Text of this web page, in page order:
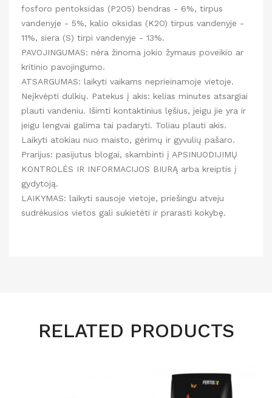
fosforo pentoksidas (P2O5) bendras - 6%, tirpus
vandenyje - 5%, kalio oksidas (K2O) tirpus vandenyje -
11%, siera (S) tirpi vandenyje - 13%.
PAVOJINGUMAS: nėra žinoma jokio žymaus poveikio ar
kritinio pavojingumo.
ATSARGUMAS: laikyti vaikams neprieinamoje vietoje.
Neįkvėpti dulkių. Patekus į akis: kelias minutes atsargiai
plauti vandeniu. Išimti kontaktinius lęšius, jeigu jie yra ir
jeigu lengvai galima tai padaryti. Toliau plauti akis.
Laikyti atokiau nuo maisto, gėrimų ir gyvulių pašaro.
Prarijus: pasijutus blogai, skambinti į APSINUODIJIMŲ
KONTROLĖS IR INFORMACIJOS BIURĄ arba kreiptis į
gydytoją.
LAIKYMAS: laikyti sausoje vietoje, priešingu atveju
sudrėkusios vietos gali sukietėti ir prarasti kokybę.
RELATED PRODUCTS